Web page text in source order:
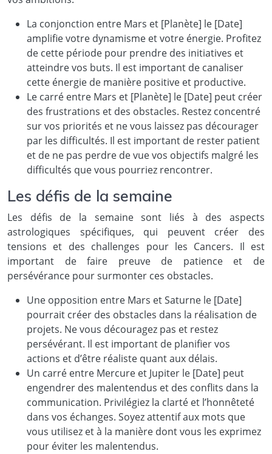
La conjonction entre Mars et [Planète] le [Date]
amplifie votre dynamisme et votre énergie. Profitez
de cette période pour prendre des initiatives et
atteindre vos buts. Il est important de canaliser
cette énergie de manière positive et productive.
Le carré entre Mars et [Planète] le [Date] peut créer
des frustrations et des obstacles. Restez concentré
sur vos priorités et ne vous laissez pas décourager
par les difficultés. Il est important de rester patient
et de ne pas perdre de vue vos objectifs malgré les
difficultés que vous pourriez rencontrer.
Les défis de la semaine
Les défis de la semaine sont liés à des aspects
astrologiques spécifiques, qui peuvent créer des
tensions et des challenges pour les Cancers. Il est
important de faire preuve de patience et de
persévérance pour surmonter ces obstacles.
Une opposition entre Mars et Saturne le [Date]
pourrait créer des obstacles dans la réalisation de
projets. Ne vous découragez pas et restez
persévérant. Il est important de planifier vos
actions et d’être réaliste quant aux délais.
Un carré entre Mercure et Jupiter le [Date] peut
engendrer des malentendus et des conflits dans la
communication. Privilégiez la clarté et l’honnêteté
dans vos échanges. Soyez attentif aux mots que
vous utilisez et à la manière dont vous les exprimez
pour éviter les malentendus.